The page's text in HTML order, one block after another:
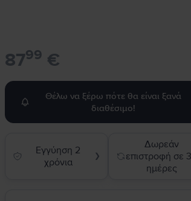
8799 €
Θέλω να ξέρω πότε θα είναι ξανά
διαθέσιμο!
Εγγύηση 2
χρόνια
❯
Δωρεάν
επιστροφή σε
ημέρες